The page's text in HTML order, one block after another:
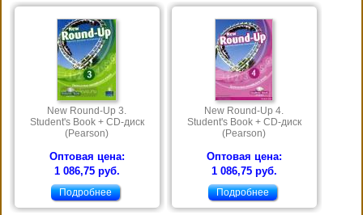
New Round-Up 3.
Student's Book + CD-диск
(Pearson)
Оптовая цена:
1 086,75 руб.
Подробнее
New Round-Up 4.
Student's Book + CD-диск
(Pearson)
Оптовая цена:
1 086,75 руб.
Подробнее